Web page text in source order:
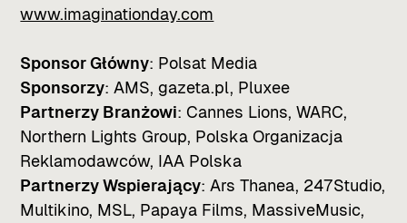
www.imaginationday.com
Sponsor Główny: Polsat Media
Sponsorzy: AMS, gazeta.pl, Pluxee
Partnerzy Branżowi: Cannes Lions, WARC,
Northern Lights Group, Polska Organizacja
Reklamodawców, IAA Polska
Partnerzy Wspierający: Ars Thanea, 247Studio,
Multikino, MSL, Papaya Films, MassiveMusic,